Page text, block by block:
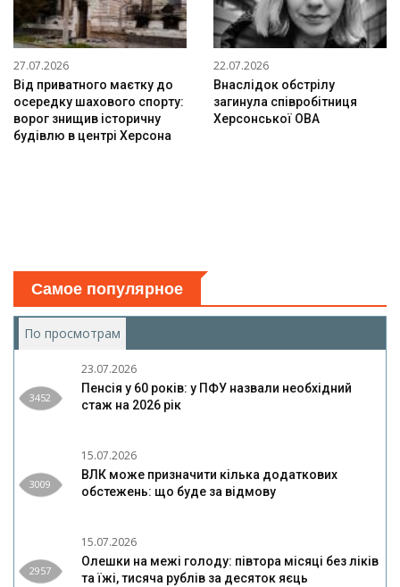
27.07.2026
Від приватного маєтку до
осередку шахового спорту:
ворог знищив історичну
будівлю в центрі Херсона
22.07.2026
Внаслідок обстрілу
загинула співробітниця
Херсонської ОВА
Самое популярное
По просмотрам
3452
23.07.2026
Пенсія у 60 років: у ПФУ назвали необхідний
стаж на 2026 рік
3009
15.07.2026
ВЛК може призначити кілька додаткових
обстежень: що буде за відмову
2957
15.07.2026
Олешки на межі голоду: півтора місяці без ліків
та їжі, тисяча рублів за десяток яєць